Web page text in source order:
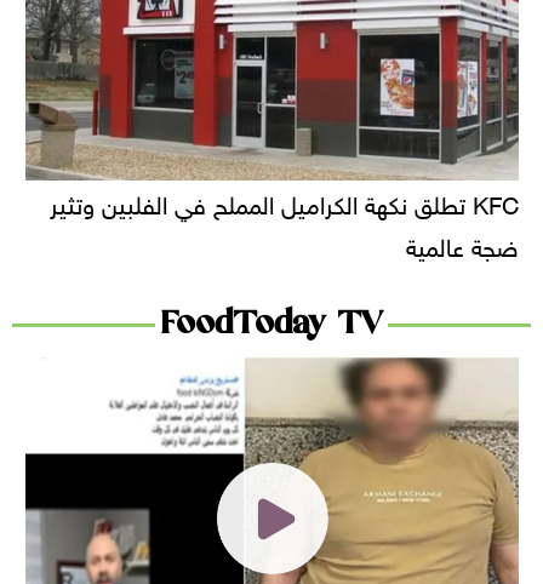
KFC تطلق نكهة الكراميل المملح في الفلبين وتثير
ضجة عالمية
FoodToday TV